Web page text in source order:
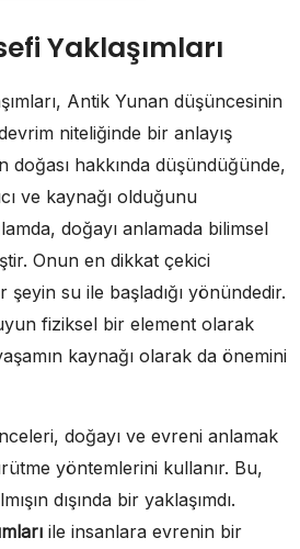
Yaklaşımları
Antik Yunan düşüncesinin
niteliğinde bir anlayış
doğası hakkında düşündüğünde,
ve kaynağı olduğunu
doğayı anlamada bilimsel
Onun en dikkat çekici
su ile başladığı yönündedir.
fiziksel bir element olarak
kaynağı olarak da önemini
doğayı ve evreni anlamak
yöntemlerini kullanır. Bu,
dışında bir yaklaşımdı.
ile insanlara evrenin bir